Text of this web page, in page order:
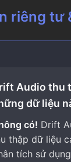
riêng tư
Audio thu
dữ liệu
có! Drift
thập dữ liệu
tích sử